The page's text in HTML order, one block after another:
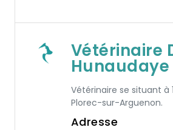
Vétérinaire
Hunaudaye
Vétérinaire se situant à
Plorec-sur-Arguenon.
Adresse